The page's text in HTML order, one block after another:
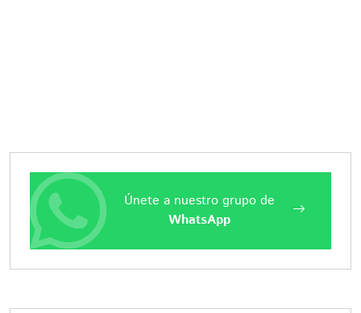
Únete a nuestro grupo de
WhatsApp